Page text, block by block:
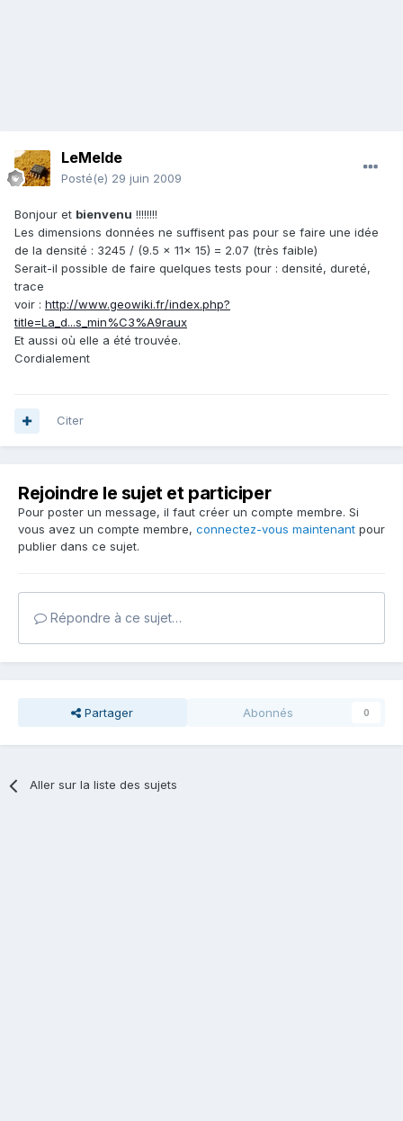
LeMelde
Posté(e) 29 juin 2009
Bonjour et bienvenu !!!!!!!!
Les dimensions données ne suffisent pas pour se faire une idée
de la densité : 3245 / (9.5 x 11x 15) = 2.07 (très faible)
Serait-il possible de faire quelques tests pour : densité, dureté,
trace
voir : http://www.geowiki.fr/index.php?
title=La_d...s_min%C3%A9raux
Et aussi où elle a été trouvée.
Cordialement
Citer
Rejoindre le sujet et participer
Pour poster un message, il faut créer un compte membre. Si
vous avez un compte membre, connectez-vous maintenant pour
publier dans ce sujet.
Répondre à ce sujet…
Partager Abonnés 0
Aller sur la liste des sujets